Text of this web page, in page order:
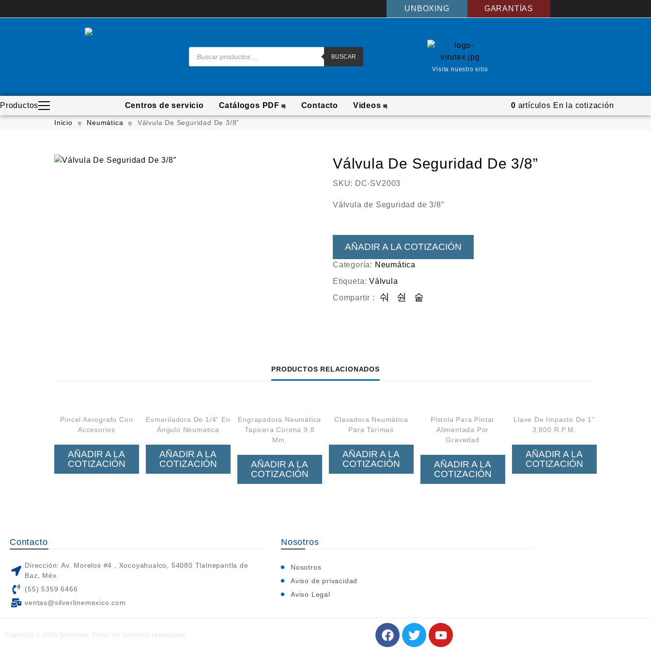
UNBOXING GARANTÍAS
BUSCAR
Visita nuestro sitio
Productos
Madera
Centros de servicio Catálogos PDF Contacto Videos 0 artículos En la cotización
Inicio Neumática Válvula De Seguridad De 3/8”
Válvula De Seguridad De 3/8”
SKU: DC-SV2003
Válvula de Seguridad de 3/8”
AÑADIR A LA COTIZACIÓN
Categoría: Neumática
Etiqueta:Válvula
Compartir :
PRODUCTOS RELACIONADOS
Pincel Aerografo Con
Accesorios
AÑADIR A LA
COTIZACIÓN
Esmeriladora De 1/4” En
Ángulo Neumatica
AÑADIR A LA
COTIZACIÓN
Engrapadora Neumática
Tapicera Corona 9.8
Mm.
AÑADIR A LA
COTIZACIÓN
Clavadora Neumática
Para Tarimas
AÑADIR A LA
COTIZACIÓN
Pistola Para Pintar
Alimentada Por
Gravedad
AÑADIR A LA
COTIZACIÓN
Llave De Impacto De 1”
3,800 R.P.M.
AÑADIR A LA
COTIZACIÓN
Contacto
Dirección: Av. Morelos #4 , Xocoyahualco, 54080 Tlalnepantla de
Baz, Méx.
(55) 5359 6466
ventas@silverlinemexico.com
Nosotros
Nosotros
Aviso de privacidad
Aviso Legal
Copyright © 2020 Silverline. Todos los derechos reservados